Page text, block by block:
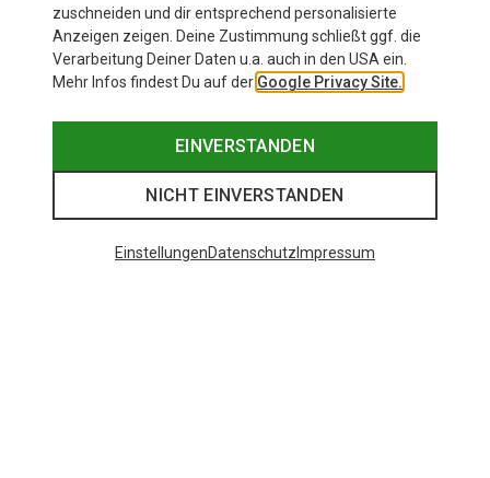
zuschneiden und dir entsprechend personalisierte
Anzeigen zeigen. Deine Zustimmung schließt ggf. die
Verarbeitung Deiner Daten u.a. auch in den USA ein.
Mehr Infos findest Du auf der Google Privacy Site.
EINVERSTANDEN
NICHT EINVERSTANDEN
EinstellungenDatenschutz Impressum